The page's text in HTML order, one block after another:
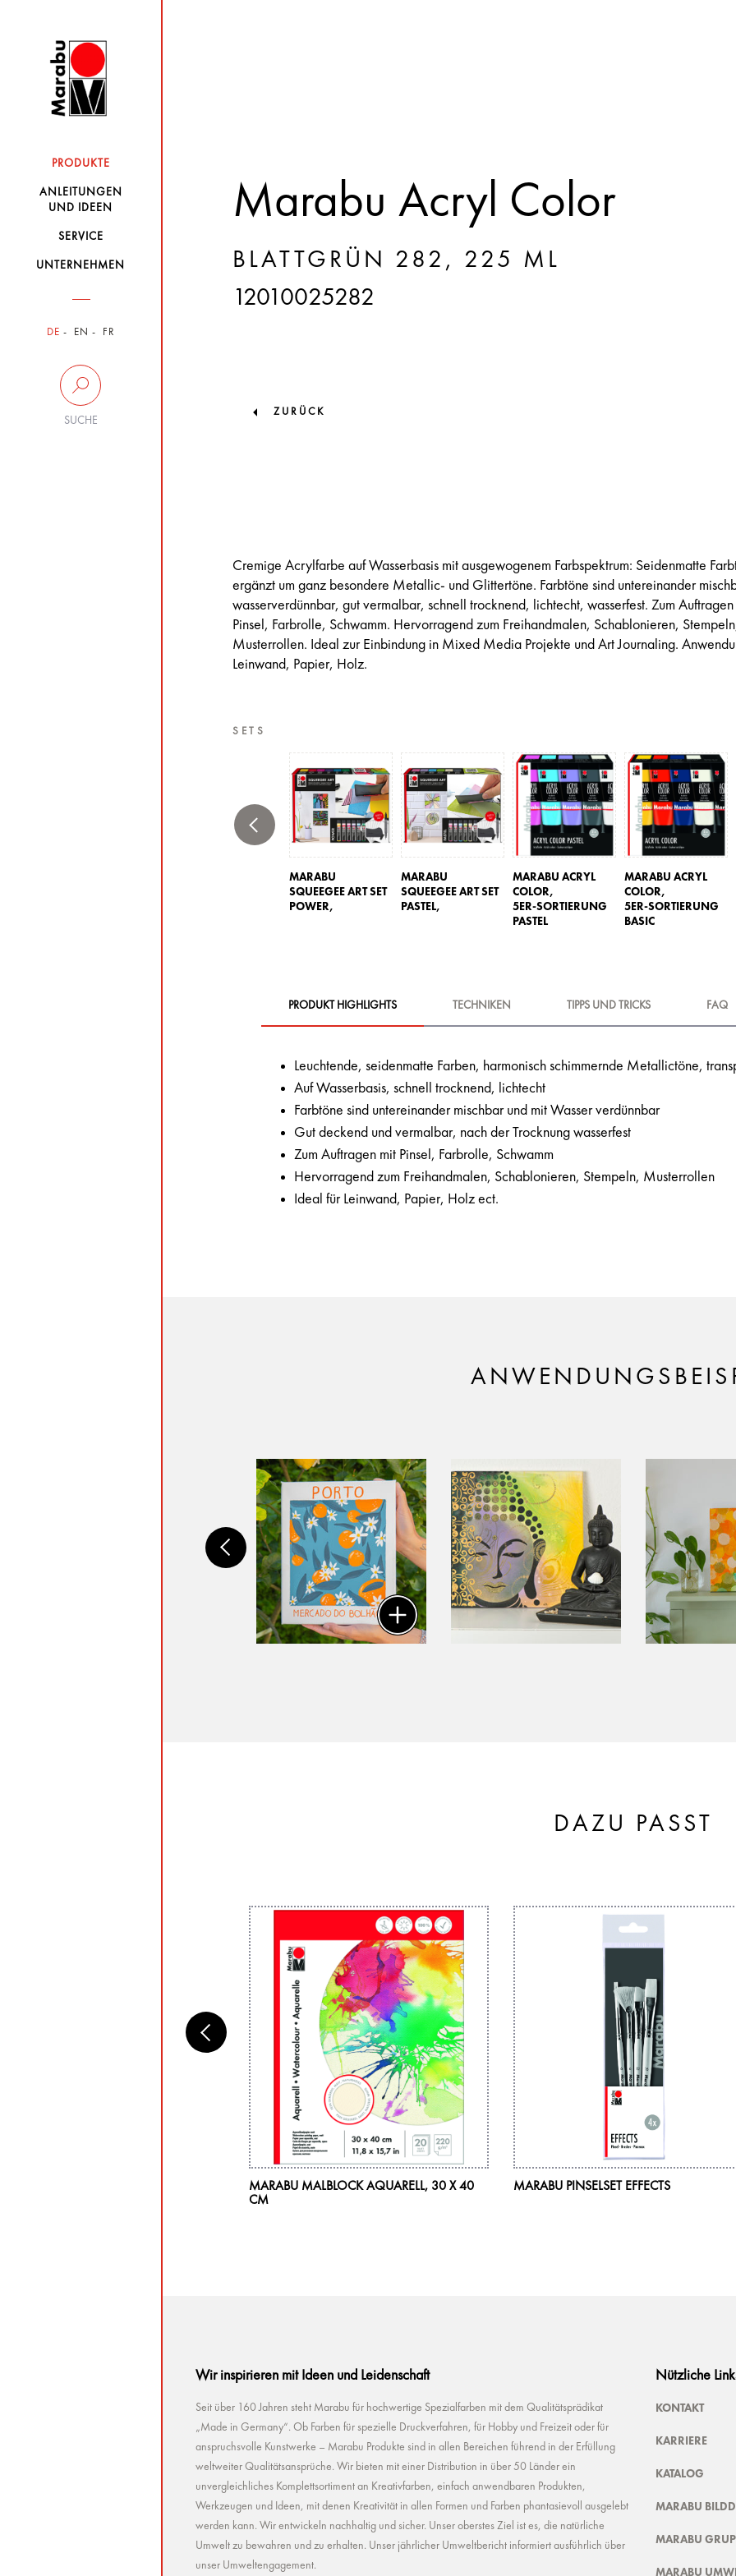
PRODUKTE
ANLEITUNGEN
UND IDEEN
SERVICE
UNTERNEHMEN
DE EN FR
SUCHE
Marabu Acryl Color
BLATTGRÜN 282, 225 ML
12010025282
ZURÜCK
Cremige Acrylfarbe auf Wasserbasis mit ausgewogenem Farbspektrum: Seidenmatte
ergänzt um ganz besondere Metallic- und Glittertöne. Farbtöne sind untereinander
wasserverdünnbar, gut vermalbar, schnell trocknend, lichtecht, wasserfest. Zum Auftragen
Pinsel, Farbrolle, Schwamm. Hervorragend zum Freihandmalen, Schablonieren,
Musterrollen. Ideal zur Einbindung in Mixed Media Projekte und Art Journaling.
Leinwand, Papier, Holz.
SETS
MARABU
SQUEEGEE ART SET
POWER,
MARABU
SQUEEGEE ART SET
PASTEL,
MARABU ACRYL
COLOR,
5ER-SORTIERUNG
PASTEL
MARABU ACRYL
COLOR,
5ER-SORTIERUNG
BASIC
PRODUKT HIGHLIGHTS TECHNIKEN TIPPS UND TRICKS FAQ
Leuchtende, seidenmatte Farben, harmonisch schimmernde Metallictöne,
Auf Wasserbasis, schnell trocknend, lichtecht
Farbtöne sind untereinander mischbar und mit Wasser verdünnbar
Gut deckend und vermalbar, nach der Trocknung wasserfest
Zum Auftragen mit Pinsel, Farbrolle, Schwamm
Hervorragend zum Freihandmalen, Schablonieren, Stempeln, Musterrollen
Ideal für Leinwand, Papier, Holz ect.
DAZU PASST
MARABU MALBLOCK AQUARELL, 30 X 40
CM
MARABU PINSELSET EFFECTS
Wir inspirieren mit Ideen und Leidenschaft
Seit über 160 Jahren steht Marabu für hochwertige Spezialfarben mit dem Qualitätsprädikat
„Made in Germany“. Ob Farben für spezielle Druckverfahren, für Hobby und Freizeit oder für
anspruchsvolle Kunstwerke – Marabu Produkte sind in allen Bereichen führend in der Erfüllung
weltweiter Qualitätsansprüche. Wir bieten mit einer Distribution in über 50 Länder ein
unvergleichliches Komplettsortiment an Kreativfarben, einfach anwendbaren Produkten,
Werkzeugen und Ideen, mit denen Kreativität in allen Formen und Farben phantasievoll ausgelebt
werden kann. Wir entwickeln nachhaltig und sicher. Unser oberstes Ziel ist es, die natürliche
Umwelt zu bewahren und zu erhalten. Unser jährlicher Umweltbericht informiert ausführlich über
unser Umweltengagement.
Nützliche
KONTAKT
KARRIERE
KATALOG
MARABU
MARABU
MARABU